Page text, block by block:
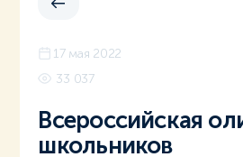
17 мая 2022
33 037
Всероссийская
школьников